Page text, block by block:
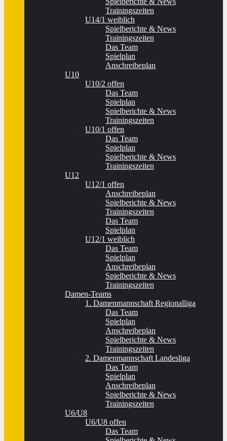
Trainingszeiten
U14/1 weiblich
Spielberichte & News
Trainingszeiten
Das Team
Spielplan
Anschreibeplan
U10
U10/2 offen
Das Team
Spielplan
Spielberichte & News
Trainingszeiten
U10/1 offen
Das Team
Spielplan
Spielberichte & News
Trainingszeiten
U12
U12/1 offen
Anschreibeplan
Spielberichte & News
Trainingszeiten
Das Team
Spielplan
U12/1 weiblich
Das Team
Spielplan
Anschreibeplan
Spielberichte & News
Trainingszeiten
Damen-Teams
1. Damenmannschaft Regionalliga
Das Team
Spielplan
Anschreibeplan
Spielberichte & News
Trainingszeiten
2. Damenmannschaft Landesliga
Das Team
Spielplan
Anschreibeplan
Spielberichte & News
Trainingszeiten
U6/U8
U6/U8 offen
Das Team